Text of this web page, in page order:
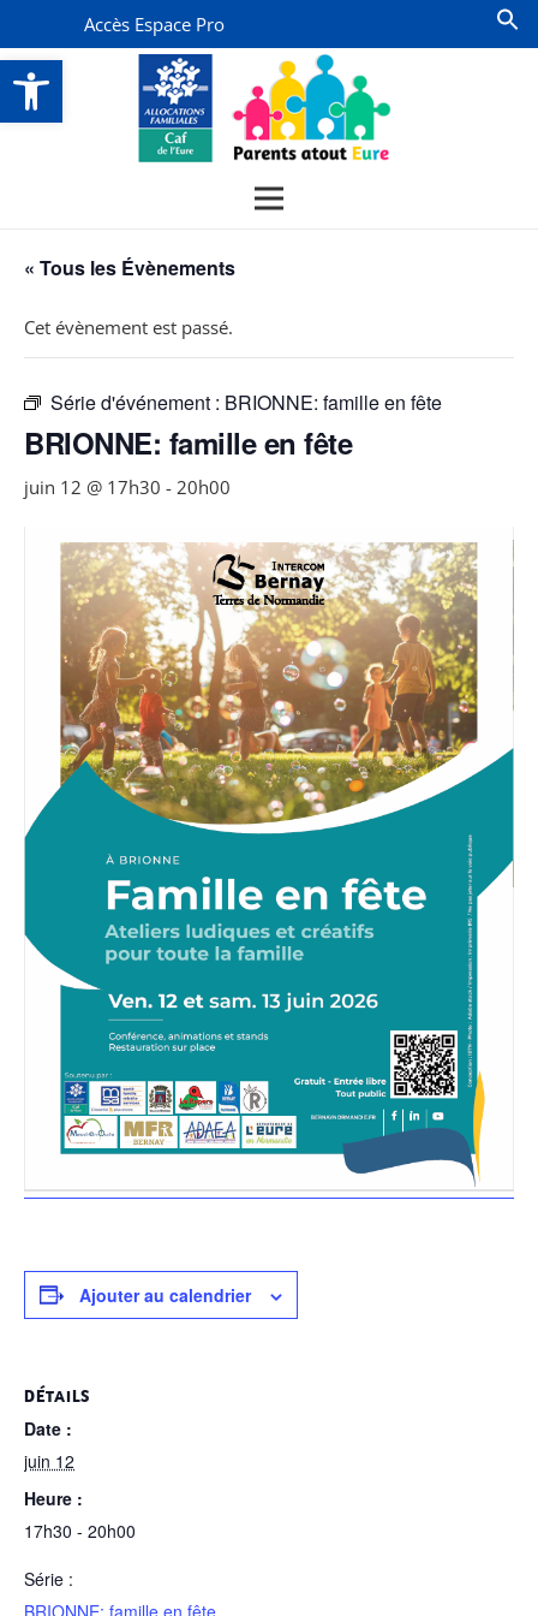
Ouvrir la barre d’outils
Accès Espace Pro
« Tous les Évènements
Cet évènement est passé.
Série d'événement : BRIONNE: famille en fête
BRIONNE: famille en fête
juin 12 @ 17h30 - 20h00
Ajouter au calendrier
DÉTAILS
Date :
juin 12
Heure :
17h30 - 20h00
Série :